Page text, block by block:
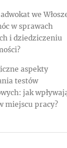
we
w sprawach
i dziedziczeniu
aspekty
testów
jak
miejscu pracy?